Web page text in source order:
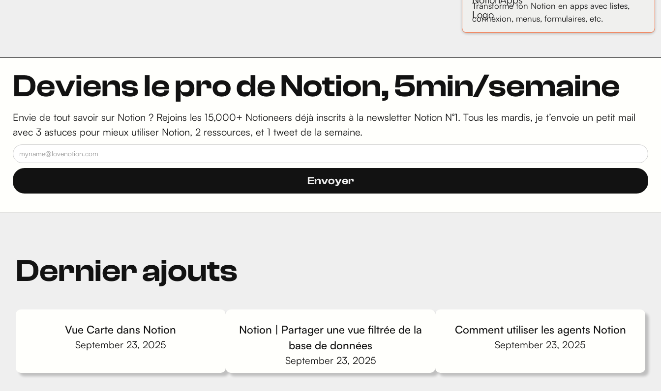
Transforme ton Notion en apps avec listes,
connexion, menus, formulaires, etc.
Deviens le pro de Notion, 5min/semaine
Envie de tout savoir sur Notion ? Rejoins les 15,000+ Notioneers déjà inscrits à la newsletter Notion N°1. Tous les mardis, je t’envoie un petit mail
avec 3 astuces pour mieux utiliser Notion, 2 ressources, et 1 tweet de la semaine.
Dernier ajouts
Vue Carte dans Notion
September 23, 2025
Notion | Partager une vue filtrée de la
base de données
September 23, 2025
Comment utiliser les agents Notion
September 23, 2025